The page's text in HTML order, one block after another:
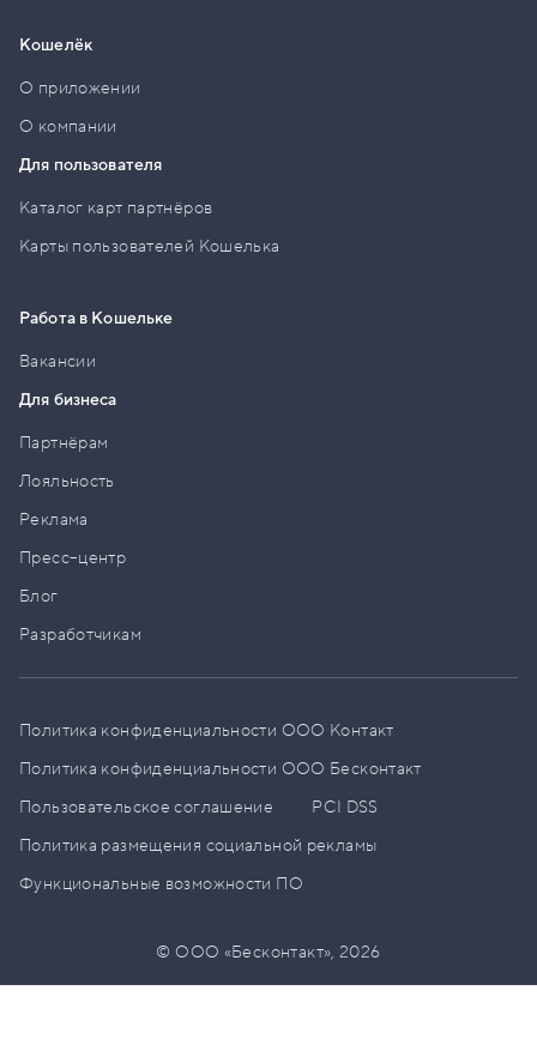
Кошелёк
О приложении
О компании
Для пользователя
Каталог карт партнёров
Карты пользователей Кошелька
Работа в Кошельке
Вакансии
Для бизнеса
Партнёрам
Лояльность
Реклама
Пресс–центр
Блог
Разработчикам
Политика конфиденциальности ООО Контакт
Политика конфиденциальности ООО Бесконтакт
Пользовательское соглашение
PCI DSS
Политика размещения социальной рекламы
Функциональные возможности ПО
© ООО «Бесконтакт»,2026